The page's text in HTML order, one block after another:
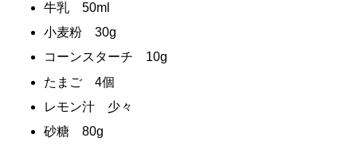
牛乳 50ml
小麦粉 30g
コーンスターチ 10g
たまご 4個
レモン汁 少々
砂糖 80g